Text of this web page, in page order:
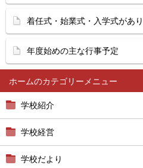
ホーム
学校紹介
学校経営
学校だより
着任式・始業式・入学式があ
年度始めの主な行事予定